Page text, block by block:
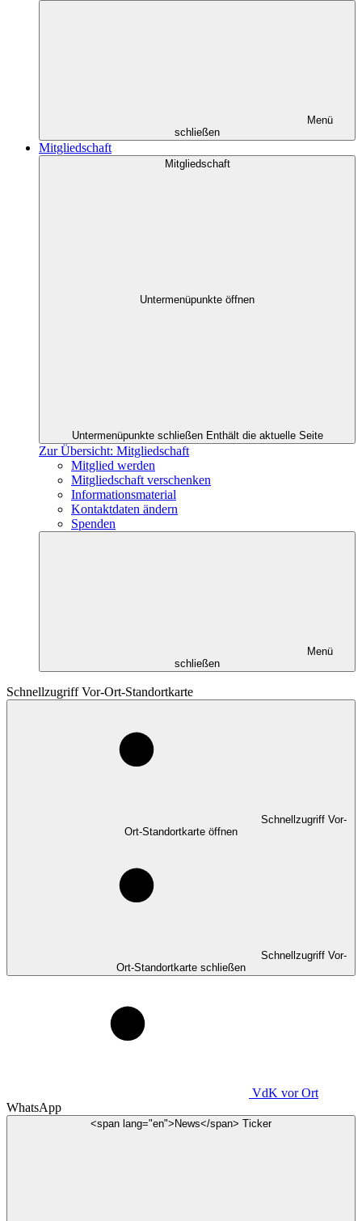
Menü
schließen
Mitgliedschaft
Mitgliedschaft
Untermenüpunkte öffnen
Untermenüpunkte schließen Enthält die aktuelle Seite
Zur Übersicht: Mitgliedschaft
Mitglied werden
Mitgliedschaft verschenken
Informationsmaterial
Kontaktdaten ändern
Spenden
Menü
schließen
Schnellzugriff Vor-Ort-Standortkarte
Schnellzugriff Vor-
Ort-Standortkarte öffnen
Schnellzugriff Vor-
Ort-Standortkarte schließen
VdK vor Ort
WhatsApp
<span lang="en">News</span> Ticker